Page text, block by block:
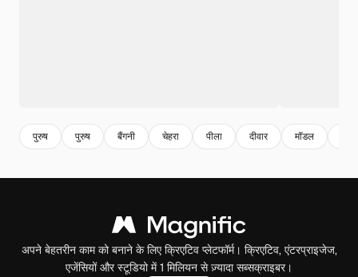
पुरुष पुरुष बैंगनी चेहरा पीला दीवार मॉडल
अपने बेहतरीन काम को बनाने के लिए क्रिएटिव प्लेटफॉर्म। क्रिएटिव, एंटरप्राइजेज,
एजेंसियों और स्टूडियो में 1 मिलियन से ज़्यादा सब्सक्राइबर।